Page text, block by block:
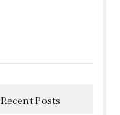
Recent Posts